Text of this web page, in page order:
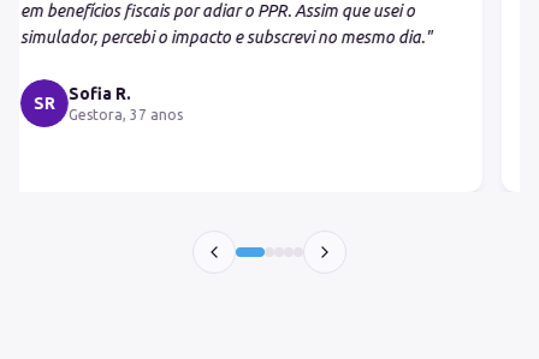
escondidas que comiam grande parte dos ganhos. O
comparador mostrou-me alternativas com custos muito
Carlos M.